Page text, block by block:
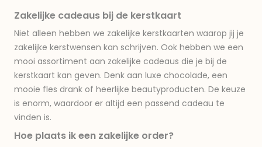
Zakelijke cadeaus bij de kerstkaart
Niet alleen hebben we zakelijke kerstkaarten waarop jij je
zakelijke kerstwensen kan schrijven. Ook hebben we een
mooi assortiment aan zakelijke cadeaus die je bij de
kerstkaart kan geven. Denk aan luxe chocolade, een
mooie fles drank of heerlijke beautyproducten. De keuze
is enorm, waardoor er altijd een passend cadeau te
vinden is.
Hoe plaats ik een zakelijke order?